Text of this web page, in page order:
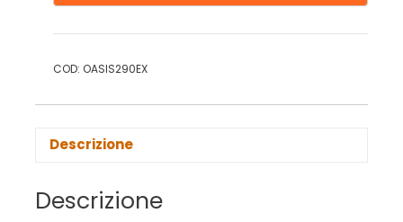
COD: OASIS290EX
Descrizione
Descrizione